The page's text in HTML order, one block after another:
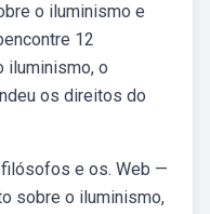
o iluminismo e
12
iluminismo, o
os direitos do
e os. Web —
sobre o iluminismo,